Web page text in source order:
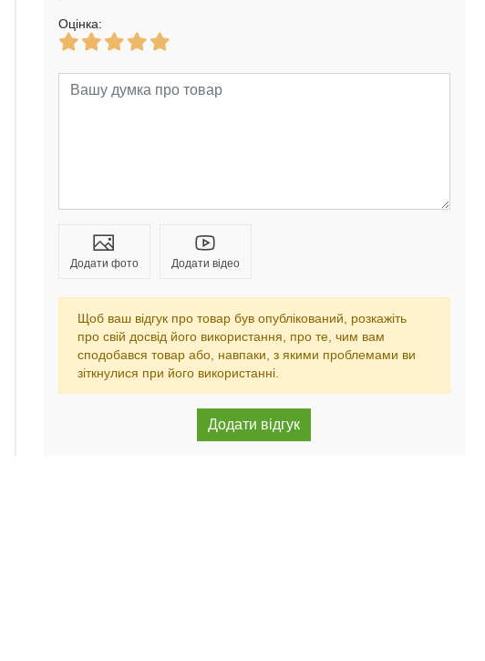
Оцінка:
Додати фото Додати відео
Щоб ваш відгук про товар був опублікований, розкажіть
про свій досвід його використання, про те, чим вам
сподобався товар або, навпаки, з якими проблемами ви
зіткнулися при його використанні.